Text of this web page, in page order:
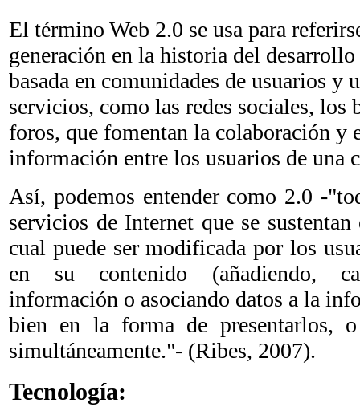
El término Web 2.0 se usa para
generación en la historia del
basada en comunidades de usuarios y
servicios, como las redes sociales,
foros, que fomentan la colaboración y
información entre los usuarios de una
Así, podemos entender como 2.0 -
servicios de Internet que se
cual puede ser modificada por los
en su contenido (añadiendo,
información o asociando datos a la
bien en la forma de presentarlos,
simultáneamente."- (Ribes, 2007).
Tecnología: